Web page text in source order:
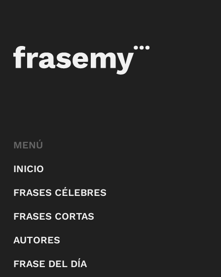
MENÚ
INICIO
FRASES CÉLEBRES
FRASES CORTAS
AUTORES
FRASE DEL DÍA